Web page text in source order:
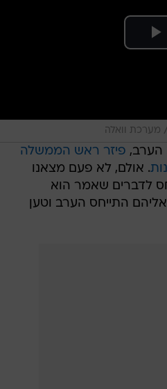
/ מערכת וואלה
הערב, פיזר ראש הממשלה
. אולם, לא פעם מצאנו
לדברים שאמר הוא
התייחס הערב וטען